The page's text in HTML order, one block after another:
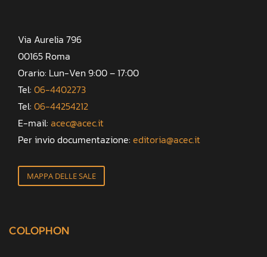
Via Aurelia 796
00165 Roma
Orario: Lun-Ven 9:00 – 17:00
Tel: 06-4402273
Tel: 06-44254212
E-mail: acec@acec.it
Per invio documentazione: editoria@acec.it
MAPPA DELLE SALE
COLOPHON